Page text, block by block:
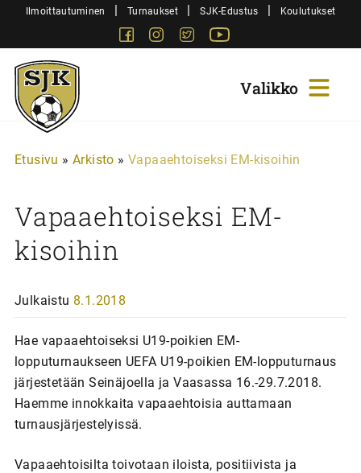
SiirryIlmoittautuminen | Turnaukset | SJK-Edustus | Koulutukset
FacebookInstagram
Twitter
Sjk-
Juniorit
Etusivu » Arkisto » Vapaaehtoiseksi EM-kisoihin
Vapaaehtoiseksi EM-
kisoihin
Julkaistu 8.1.2018
Hae vapaaehtoiseksi U19-poikien EM-
lopputurnaukseen UEFA U19-poikien EM-lopputurnaus
järjestetään Seinäjoella ja Vaasassa 16.-29.7.2018.
Haemme innokkaita vapaaehtoisia auttamaan
turnausjärjestelyissä.
Vapaaehtoisilta toivotaan iloista, positiivista ja